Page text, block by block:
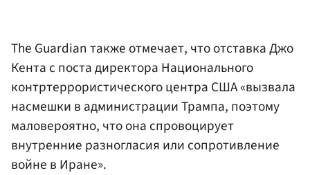
The Guardian также отмечает, что отставка Джо
Кента с поста директора Национального
контртеррористического центра США «вызвала
насмешки в администрации Трампа, поэтому
маловероятно, что она спровоцирует
внутренние разногласия или сопротивление
войне в Иране».